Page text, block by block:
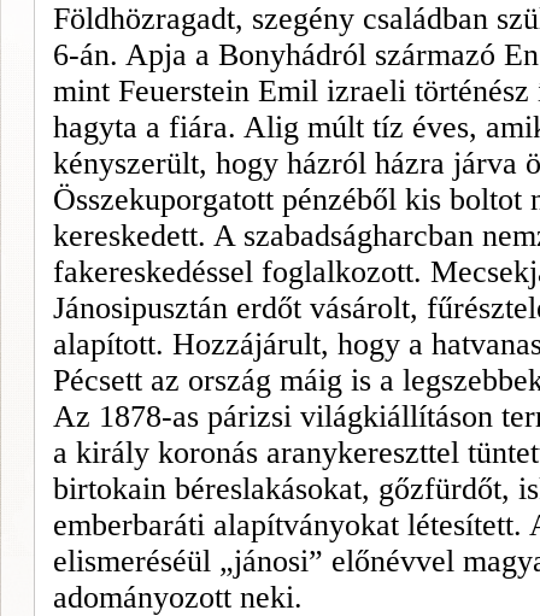
Földhözragadt, szegény családban
6-án. Apja a Bonyhádról származó
mint Feuerstein Emil izraeli
hagyta a fiára. Alig múlt tíz éves,
kényszerült, hogy házról házra járva
Összekuporgatott pénzéből kis
kereskedett. A szabadságharcban
fa­kereskedéssel foglalkozott.
Jánosipusztán erdőt vásárolt,
alapított. Hozzájárult, hogy a
Pécsett az ország máig is a
Az 1878-as párizsi világkiállításon
a király koronás aranykereszttel
birtokain bé­reslakásokat, gőzfürdőt,
emberbaráti alapítványokat létesített.
elismeréséül „jánosi” előnévvel
adományozott neki.